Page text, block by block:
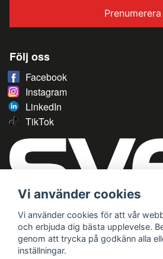
Prenumerera
Följ oss
Facebook
Instagram
LinkedIn
TikTok
Vi använder cookies
Vi använder cookies för att vår
och erbjuda dig bästa upplevelse.
genom att trycka på godkänn alla
inställningar.